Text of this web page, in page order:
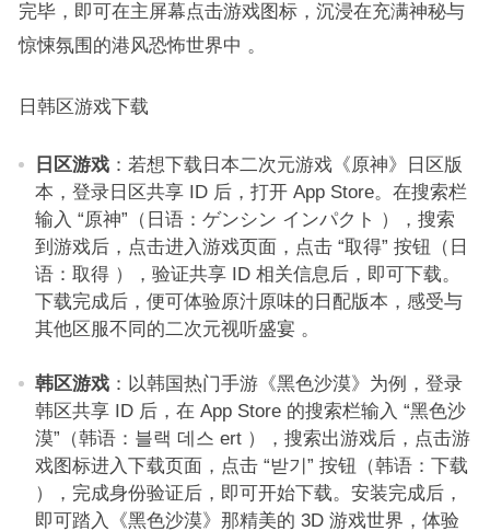
完毕，即可在主屏幕点击游戏图标，沉浸在充满神秘与
惊悚氛围的港风恐怖世界中 。​
日韩区游戏下载​
日区游戏：若想下载日本二次元游戏《原神》日区版
本，登录日区共享 ID 后，打开 App Store。在搜索栏
输入 “原神”（日语：ゲンシン インパクト ），搜索
到游戏后，点击进入游戏页面，点击 “取得” 按钮（日
语：取得 ），验证共享 ID 相关信息后，即可下载。
下载完成后，便可体验原汁原味的日配版本，感受与
其他区服不同的二次元视听盛宴 。​
韩区游戏：以韩国热门手游《黑色沙漠》为例，登录
韩区共享 ID 后，在 App Store 的搜索栏输入 “黑色沙
漠”（韩语：블랙 데스 ert ），搜索出游戏后，点击游
戏图标进入下载页面，点击 “받기” 按钮（韩语：下载
），完成身份验证后，即可开始下载。安装完成后，
即可踏入《黑色沙漠》那精美的 3D 游戏世界，体验